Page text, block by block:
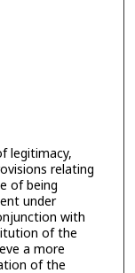
legitimacy,
relating
of being
under
with
of the
a more
of the